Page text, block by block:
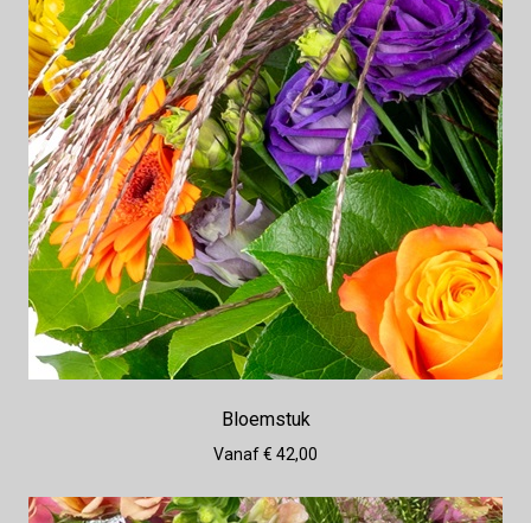
Bloemstuk
Vanaf € 42,00